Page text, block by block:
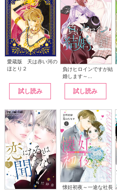
愛蔵版 天は赤い河の
ほとり２
試し読み
負けヒロインですが結
婚します～...
試し読み
懐妊初夜～一途な社長